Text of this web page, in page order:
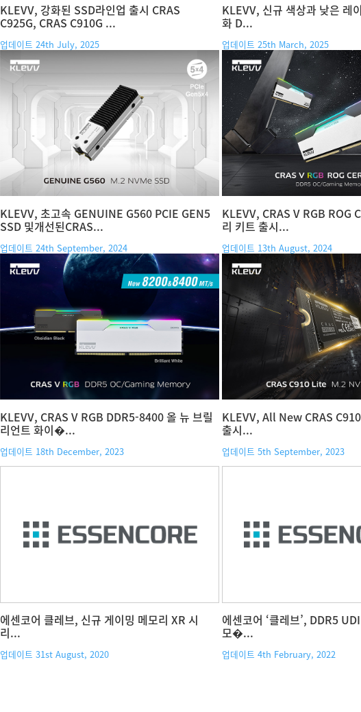
KLEVV, 강화된 SSD라인업 출시 CRAS
C925G, CRAS C910G ...
업데이트 24th July, 2025
KLEVV, 신규 색상과 낮은 레
화 D...
업데이트 25th March, 2025
KLEVV, 초고속 GENUINE G560 PCIE GEN5
SSD 및개선된CRAS...
업데이트 24th September, 2024
KLEVV, CRAS V RGB ROG
리 키트 출시...
업데이트 13th August, 2024
KLEVV, CRAS V RGB DDR5-8400 올 뉴 브릴
리언트 화이�...
업데이트 18th December, 2023
KLEVV, All New CRAS
출시...
업데이트 5th September, 2023
에센코어 클레브, 신규 게이밍 메모리 XR 시
리...
업데이트 31st August, 2020
에센코어 ‘클레브’, DDR5
모�...
업데이트 4th February, 2022